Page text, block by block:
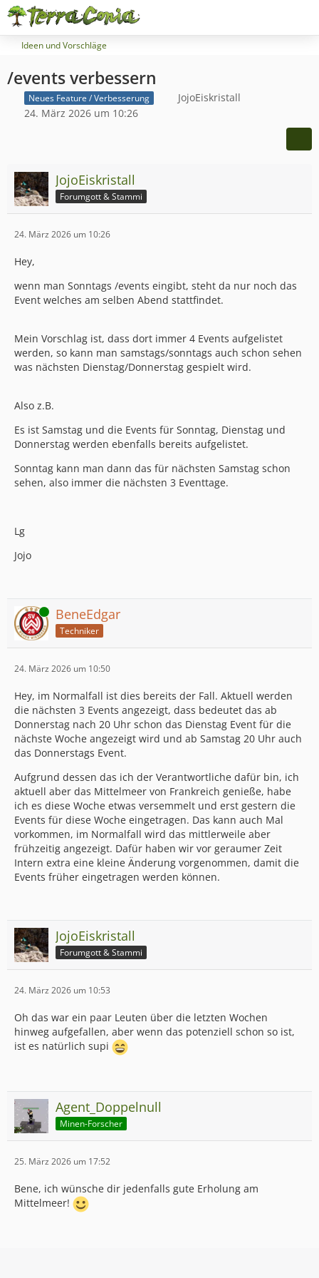
Ideen und Vorschläge
/events verbessern
Neues Feature / Verbesserung
JojoEiskristall
24. März 2026 um 10:26
JojoEiskristall
Forumgott & Stammi
24. März 2026 um 10:26
Hey,
wenn man Sonntags /events eingibt, steht da nur noch das
Event welches am selben Abend stattfindet.
Mein Vorschlag ist, dass dort immer 4 Events aufgelistet
werden, so kann man samstags/sonntags auch schon sehen
was nächsten Dienstag/Donnerstag gespielt wird.
Also z.B.
Es ist Samstag und die Events für Sonntag, Dienstag und
Donnerstag werden ebenfalls bereits aufgelistet.
Sonntag kann man dann das für nächsten Samstag schon
sehen, also immer die nächsten 3 Eventtage.
Lg
Jojo
Online BeneEdgar
Techniker
24. März 2026 um 10:50
Hey, im Normalfall ist dies bereits der Fall. Aktuell werden
die nächsten 3 Events angezeigt, dass bedeutet das ab
Donnerstag nach 20 Uhr schon das Dienstag Event für die
nächste Woche angezeigt wird und ab Samstag 20 Uhr auch
das Donnerstags Event.
Aufgrund dessen das ich der Verantwortliche dafür bin, ich
aktuell aber das Mittelmeer von Frankreich genieße, habe
ich es diese Woche etwas versemmelt und erst gestern die
Events für diese Woche eingetragen. Das kann auch Mal
vorkommen, im Normalfall wird das mittlerweile aber
frühzeitig angezeigt. Dafür haben wir vor geraumer Zeit
Intern extra eine kleine Änderung vorgenommen, damit die
Events früher eingetragen werden können.
JojoEiskristall
Forumgott & Stammi
24. März 2026 um 10:53
Oh das war ein paar Leuten über die letzten Wochen
hinweg aufgefallen, aber wenn das potenziell schon so ist,
ist es natürlich supi
Agent_Doppelnull
Minen-Forscher
25. März 2026 um 17:52
Bene, ich wünsche dir jedenfalls gute Erholung am
Mittelmeer!